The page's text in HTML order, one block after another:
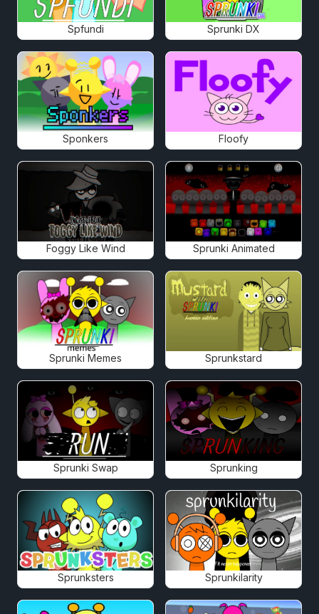
Spfundi Sprunki DX
Sponkers Floofy
Foggy Like Wind Sprunki Animated
Sprunki Memes Sprunkstard
Sprunki Swap Sprunking
Sprunksters Sprunkilarity